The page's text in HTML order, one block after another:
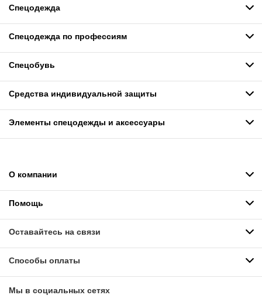
Спецодежда
Спецодежда по профессиям
Спецобувь
Средства индивидуальной защиты
Элементы спецодежды и аксессуары
О компании
Помощь
Оставайтесь на связи
Способы оплаты
Мы в социальных сетях